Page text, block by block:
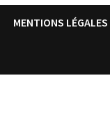
MENTIONS LÉGALES